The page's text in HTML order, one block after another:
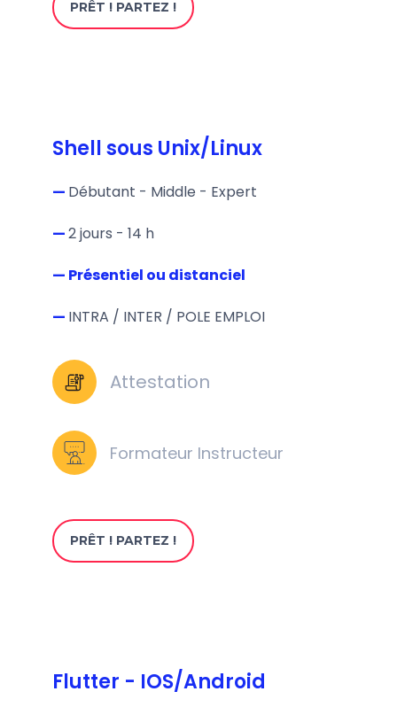
PRÊT ! PARTEZ !
Shell sous Unix/Linux
— Débutant - Middle - Expert
—2 jours - 14 h
— Présentiel ou distanciel
— INTRA / INTER / POLE EMPLOI
Attestation
Formateur Instructeur
PRÊT ! PARTEZ !
Flutter - IOS/Android